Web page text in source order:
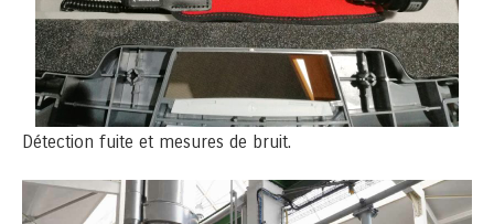
Détection fuite et mesures de bruit.